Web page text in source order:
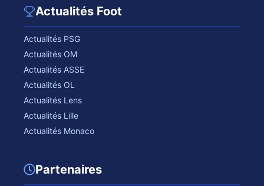
Actualités Foot
Actualités PSG
Actualités OM
Actualités ASSE
Actualités OL
Actualités Lens
Actualités Lille
Actualités Monaco
Partenaires